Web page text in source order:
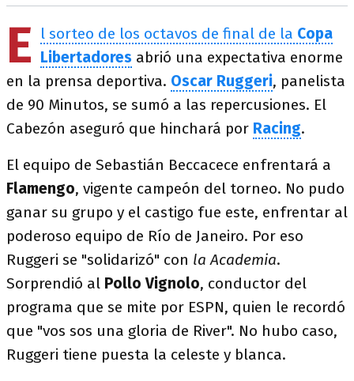
E l sorteo de los octavos de final de la Copa
Libertadores abrió una expectativa enorme
en la prensa deportiva. Oscar Ruggeri, panelista
de 90 Minutos, se sumó a las repercusiones. El
Cabezón aseguró que hinchará por Racing.
El equipo de Sebastián Beccacece enfrentará a
Flamengo, vigente campeón del torneo. No pudo
ganar su grupo y el castigo fue este, enfrentar al
poderoso equipo de Río de Janeiro. Por eso
Ruggeri se "solidarizó" con la Academia.
Sorprendió al Pollo Vignolo, conductor del
programa que se mite por ESPN, quien le recordó
que "vos sos una gloria de River". No hubo caso,
Ruggeri tiene puesta la celeste y blanca.